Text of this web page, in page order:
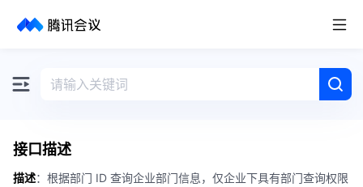
取消
接口描述
描述：根据部门 ID 查询企业部门信息，仅企业下具有部门查询权限